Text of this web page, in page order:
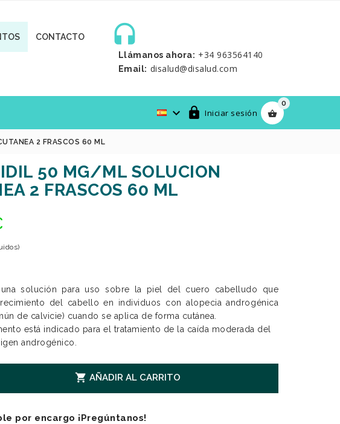
CONTACTO 
Llámanos ahora: +34 963564140
Email: disalud@disalud.com

0
 Iniciar sesión

2 FRASCOS 60 ML
50 MG/ML SOLUCION
2 FRASCOS 60 ML
solución para uso sobre la piel del cuero cabelludo
que
del cabello en individuos con alopecia androgénica
de calvicie) cuando se aplica de forma cutánea.
está indicado para el tratamiento de la caída moderada del
androgénico.
 AÑADIR AL CARRITO
por encargo ¡Pregúntanos!